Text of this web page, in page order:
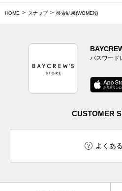
HOME スナップ 検索結果(WOMEN)
パスワード
CUSTOMER
よくあ